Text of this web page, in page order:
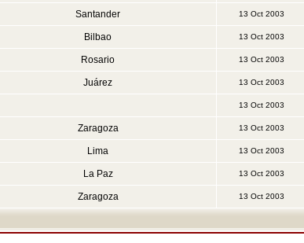
Santander 13 Oct 2003
Bilbao 13 Oct 2003
Rosario 13 Oct 2003
Juárez 13 Oct 2003
13 Oct 2003
Zaragoza 13 Oct 2003
Lima 13 Oct 2003
La Paz 13 Oct 2003
Zaragoza 13 Oct 2003